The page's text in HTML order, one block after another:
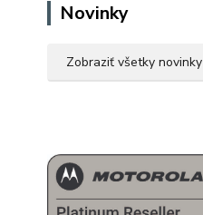
Novinky
Zobraziť všetky novinky